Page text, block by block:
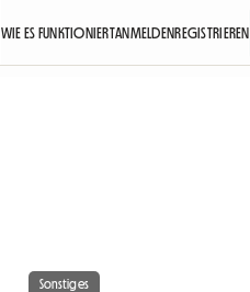
WIE ES FUNKTIONIERTANMELDENREGISTRIEREN
Sonstiges